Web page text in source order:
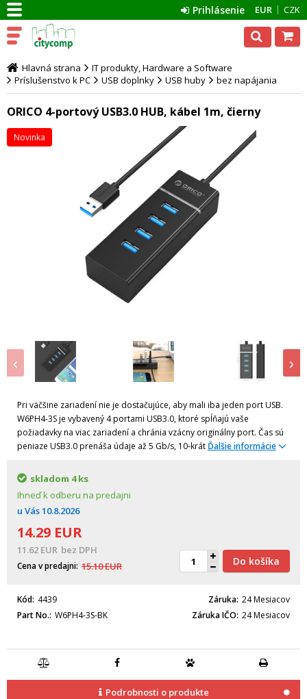
EUR CZK
Prihlásenie
Hlavná strana
IT produkty, Hardware a Software
Príslušenstvo k PC
USB doplnky USB huby bez napájania
ORICO 4-portový USB3.0 HUB, kábel 1m, čierny
‹ ›
Novinka
Pri väčšine zariadení nie je dostačujúce, aby mali iba jeden port USB.
W6PH4-3S je vybavený 4 portami USB3.0, ktoré spĺňajú vaše
požiadavky na viac zariadení a chránia vzácny originálny port. Čas sú
peniaze USB3.0 prenáša údaje až 5 Gb/s, 10-krát Ďalšie informácie
skladom 4 ks
Ihneď k odberu na predajni
u Vás10.8.2026
14.29 EUR
11.62 EUR bez DPH
Cena v predajni 15.10EUR Do košíka
Kód 4439
Part No. W6PH4-3S-BK
Záruka 24 Mesiacov
Záruka IČO 24 Mesiacov
Podrobnosti o produkte